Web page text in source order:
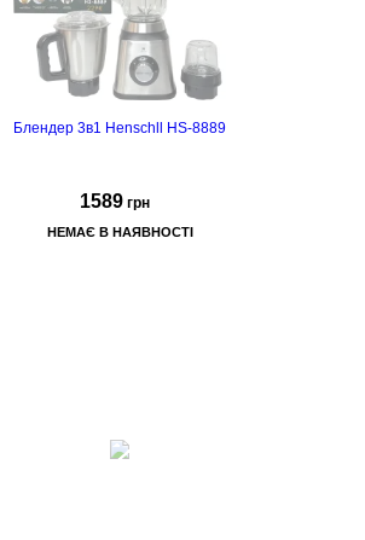
Блендер 3в1 Henschll HS-8889
1589 грн
НЕМАЄ В НАЯВНОСТІ